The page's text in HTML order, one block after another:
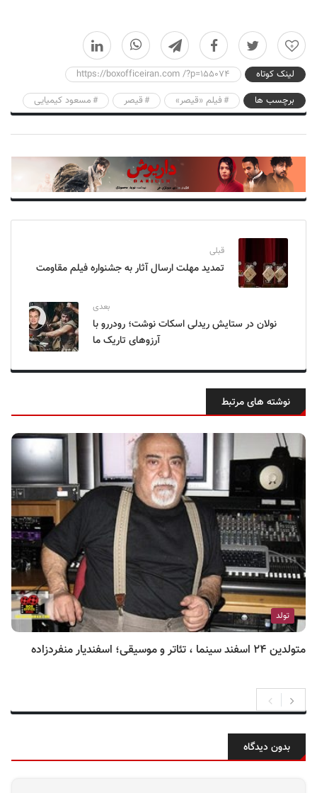
0
لینک کوتاه
https://boxofficeiran.com /?p=155074
برچسب ها
فیلم «قیصر» قیصر مسعود کیمیایی
قبلی
تمدید مهلت ارسال آثار به جشنواره فیلم مقاومت
بعدی
نولان در ستایش ریدلی اسکات نوشت؛ رودررو با
آرزوهای تاریک ما
نوشته های مرتبط
تولد
متولدین ۲۴ اسفند سینما ، تئاتر و موسیقی؛ اسفندیار منفردزاده
بدون دیدگاه